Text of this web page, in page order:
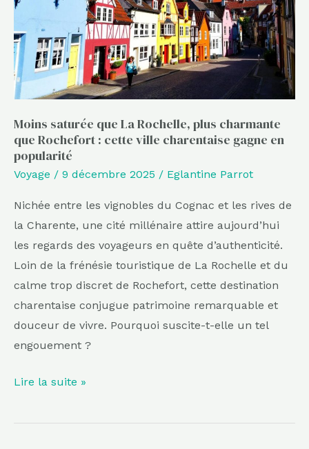
Moins saturée que La Rochelle, plus charmante
que Rochefort : cette ville charentaise gagne en
popularité
Voyage / 9 décembre 2025 / Eglantine Parrot
Nichée entre les vignobles du Cognac et les rives de
la Charente, une cité millénaire attire aujourd’hui
les regards des voyageurs en quête d’authenticité.
Loin de la frénésie touristique de La Rochelle et du
calme trop discret de Rochefort, cette destination
charentaise conjugue patrimoine remarquable et
douceur de vivre. Pourquoi suscite-t-elle un tel
engouement ?
plus
charmante
que
Rochefort
:
cette
ville
charentaise
gagne
en
popularité
Lire la suite »